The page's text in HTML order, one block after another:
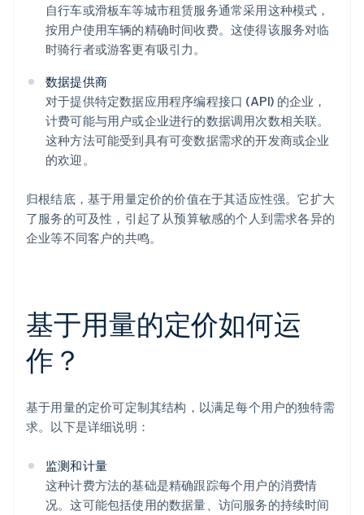
自行车或滑板车等城市租赁服务通常采用这种模式，
按用户使用车辆的精确时间收费。这使得该服务对临
时骑行者或游客更有吸引力。
数据提供商
对于提供特定数据应用程序编程接口 (API) 的企业，
计费可能与用户或企业进行的数据调用次数相关联。
这种方法可能受到具有可变数据需求的开发商或企业
的欢迎。
归根结底，基于用量定价的价值在于其适应性强。它扩大
了服务的可及性，引起了从预算敏感的个人到需求各异的
企业等不同客户的共鸣。
基于用量的定价如何运
作？
基于用量的定价可定制其结构，以满足每个用户的独特需
求。以下是详细说明：
监测和计量
这种计费方法的基础是精确跟踪每个用户的消费情
况。这可能包括使用的数据量、访问服务的持续时间